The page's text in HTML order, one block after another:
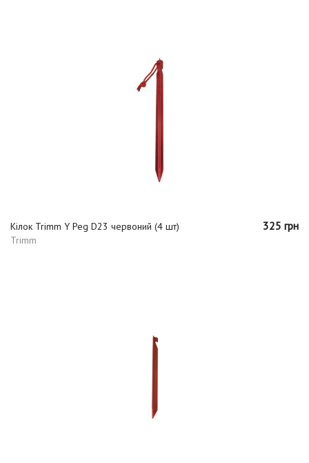
Кілок Trimm Y Peg D23 червоний (4 шт)
Trimm
325 грн